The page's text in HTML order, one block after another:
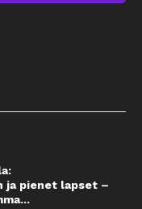
ja pienet lapset –